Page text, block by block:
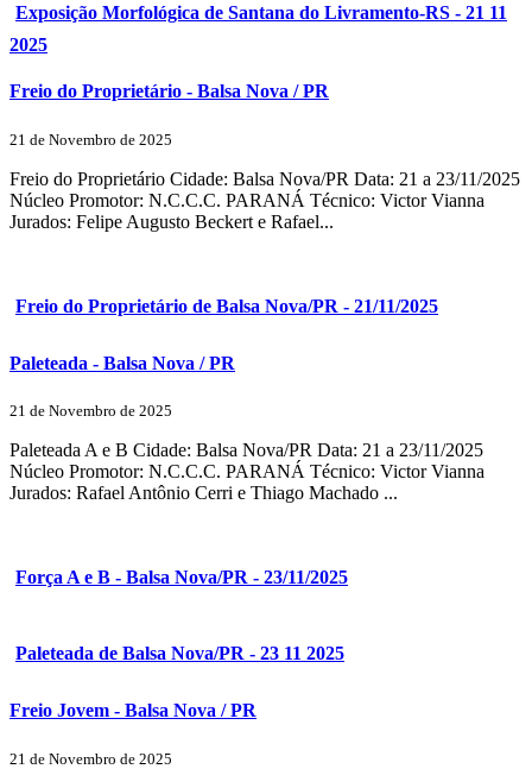
Exposição Morfológica de Santana do Livramento-RS - 21 11
2025
Freio do Proprietário - Balsa Nova / PR
21 de Novembro de 2025
Freio do Proprietário Cidade: Balsa Nova/PR Data: 21 a 23/11/2025
Núcleo Promotor: N.C.C.C. PARANÁ Técnico: Victor Vianna
Jurados: Felipe Augusto Beckert e Rafael...
Freio do Proprietário de Balsa Nova/PR - 21/11/2025
Paleteada - Balsa Nova / PR
21 de Novembro de 2025
Paleteada A e B Cidade: Balsa Nova/PR Data: 21 a 23/11/2025
Núcleo Promotor: N.C.C.C. PARANÁ Técnico: Victor Vianna
Jurados: Rafael Antônio Cerri e Thiago Machado ...
Força A e B - Balsa Nova/PR - 23/11/2025
Paleteada de Balsa Nova/PR - 23 11 2025
Freio Jovem - Balsa Nova / PR
21 de Novembro de 2025